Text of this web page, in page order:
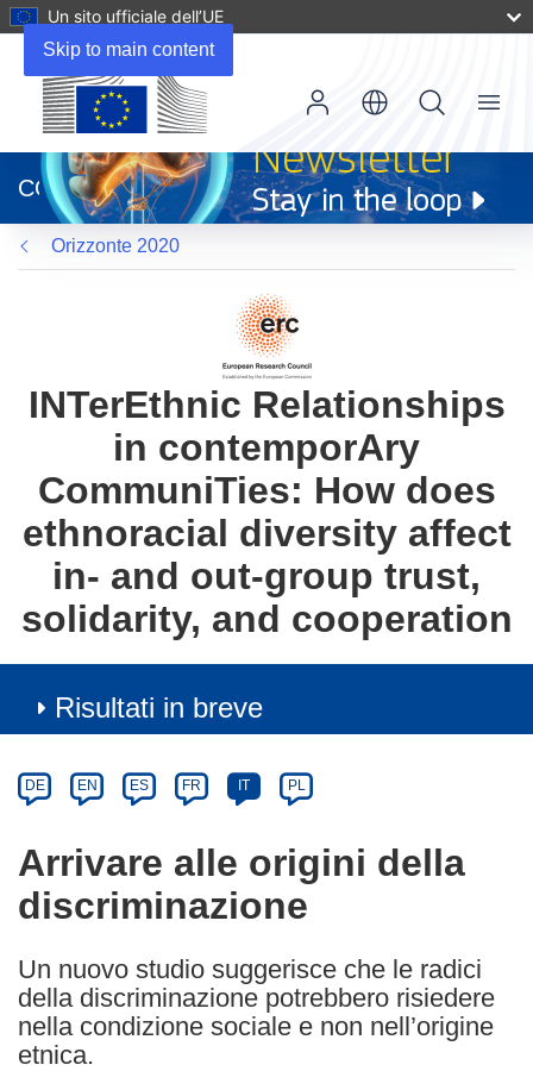
Skip to main content
Un sito ufficiale dell’UE
apre
in
una
nuova
finestra)
CORDIS
Menu
Orizzonte 2020
INTerEthnic Relationships
in contemporAry
CommuniTies: How does
ethnoracial diversity affect
in- and out-group trust,
solidarity, and cooperation
Risultati in breve
Category
Article
available
the
following
languages:
DE EN ES FR IT PL
Arrivare alle origini della
discriminazione
Un nuovo studio suggerisce che le radici
della discriminazione potrebbero risiedere
nella condizione sociale e non nell’origine
etnica.